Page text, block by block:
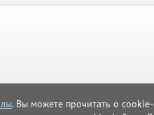
. Вы можете прочитать о